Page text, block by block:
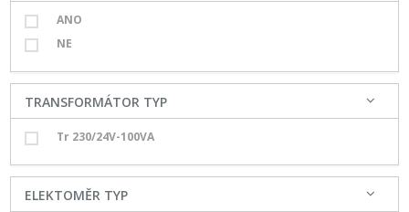
ANO
NE
TRANSFORMÁTOR TYP
Tr 230/24V-100VA
ELEKTOMĚR TYP